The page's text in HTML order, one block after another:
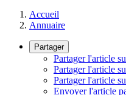
Accueil
Annuaire
Partager
Partager l'article
Partager l'article
Partager l'article
Envoyer l'article